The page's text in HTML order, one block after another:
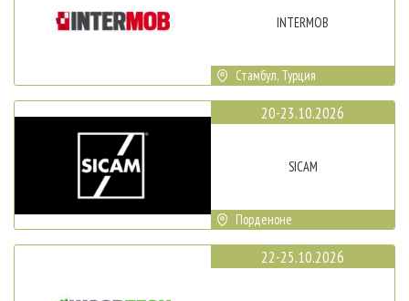
INTERMOB
Стамбул, Турция
20-23.10.2026
SICAM
Порденоне
22-25.10.2026